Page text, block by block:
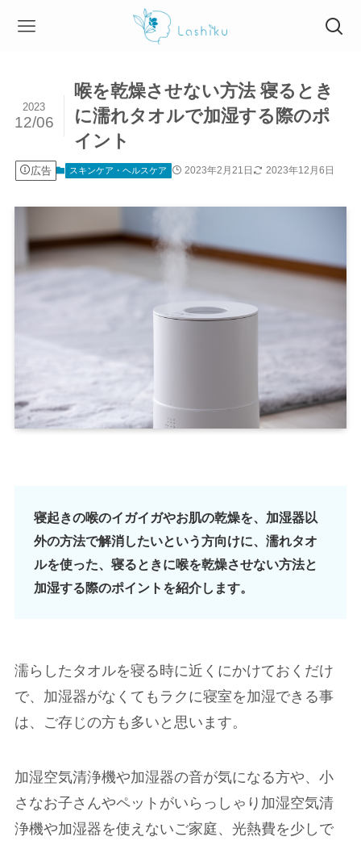
喉を乾燥させない方法 寝るとき
に濡れタオルで加湿する際のポ
イント
2023
12/06
広告 スキンケア・ヘルスケア 2023年2月21日 2023年12月6日
寝起きの喉のイガイガやお肌の乾燥を、加湿器以
外の方法で解消したいという方向けに、濡れタオ
ルを使った、寝るときに喉を乾燥させない方法と
加湿する際のポイントを紹介します。
濡らしたタオルを寝る時に近くにかけておくだけ
で、加湿器がなくてもラクに寝室を加湿できる事
は、ご存じの方も多いと思います。
加湿空気清浄機や加湿器の音が気になる方や、小
さなお子さんやペットがいらっしゃり加湿空気清
浄機や加湿器を使えないご家庭、光熱費を少しで